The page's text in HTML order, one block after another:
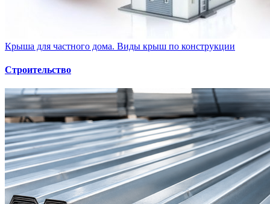
Крыша для частного дома. Виды крыш по конструкции
Строительство